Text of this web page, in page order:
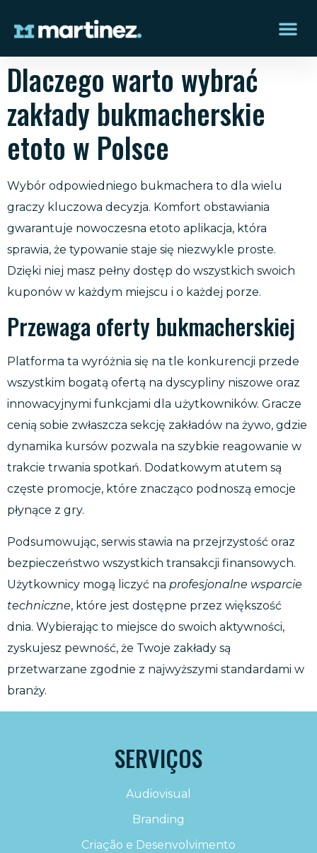
Dlaczego warto wybrać
zakłady bukmacherskie
etoto w Polsce
Wybór odpowiedniego bukmachera to dla wielu
graczy kluczowa decyzja. Komfort obstawiania
gwarantuje nowoczesna etoto aplikacja, która
sprawia, że typowanie staje się niezwykle proste.
Dzięki niej masz pełny dostęp do wszystkich swoich
kuponów w każdym miejscu i o każdej porze.
Przewaga oferty bukmacherskiej
Platforma ta wyróżnia się na tle konkurencji przede
wszystkim bogatą ofertą na dyscypliny niszowe oraz
innowacyjnymi funkcjami dla użytkowników. Gracze
cenią sobie zwłaszcza sekcję zakładów na żywo, gdzie
dynamika kursów pozwala na szybkie reagowanie w
trakcie trwania spotkań. Dodatkowym atutem są
częste promocje, które znacząco podnoszą emocje
płynące z gry.
Podsumowując, serwis stawia na przejrzystość oraz
bezpieczeństwo wszystkich transakcji finansowych.
Użytkownicy mogą liczyć na profesjonalne wsparcie
techniczne, które jest dostępne przez większość
dnia. Wybierając to miejsce do swoich aktywności,
zyskujesz pewność, że Twoje zakłady są
przetwarzane zgodnie z najwyższymi standardami w
branży.
SERVIÇOS
Audiovisual
Branding
Criação e Desenvolvimento